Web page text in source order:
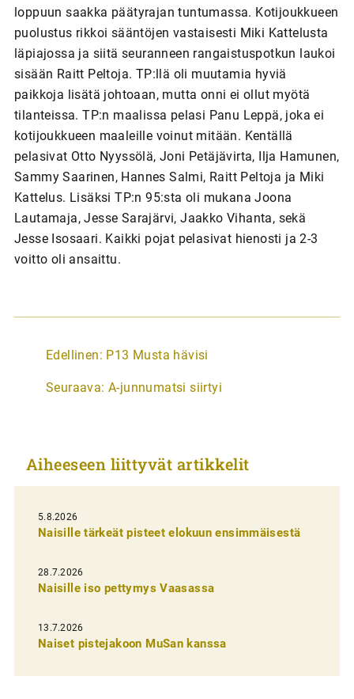
loppuun saakka päätyrajan tuntumassa. Kotijoukkueen
puolustus rikkoi sääntöjen vastaisesti Miki Kattelusta
läpiajossa ja siitä seuranneen rangaistuspotkun laukoi
sisään Raitt Peltoja. TP:llä oli muutamia hyviä
paikkoja lisätä johtoaan, mutta onni ei ollut myötä
tilanteissa. TP:n maalissa pelasi Panu Leppä, joka ei
kotijoukkueen maaleille voinut mitään. Kentällä
pelasivat Otto Nyyssölä, Joni Petäjävirta, Ilja Hamunen,
Sammy Saarinen, Hannes Salmi, Raitt Peltoja ja Miki
Kattelus. Lisäksi TP:n 95:sta oli mukana Joona
Lautamaja, Jesse Sarajärvi, Jaakko Vihanta, sekä
Jesse Isosaari. Kaikki pojat pelasivat hienosti ja 2-3
voitto oli ansaittu.
A
t
k
e
l
i
e
n
e
Edellinen: P13 Musta hävisi
Seuraava: A-junnumatsi siirtyi
Aiheeseen liittyvät artikkelit
5.8.2026
Naisille tärkeät pisteet elokuun ensimmäisestä
28.7.2026
Naisille iso pettymys Vaasassa
13.7.2026
Naiset pistejakoon MuSan kanssa